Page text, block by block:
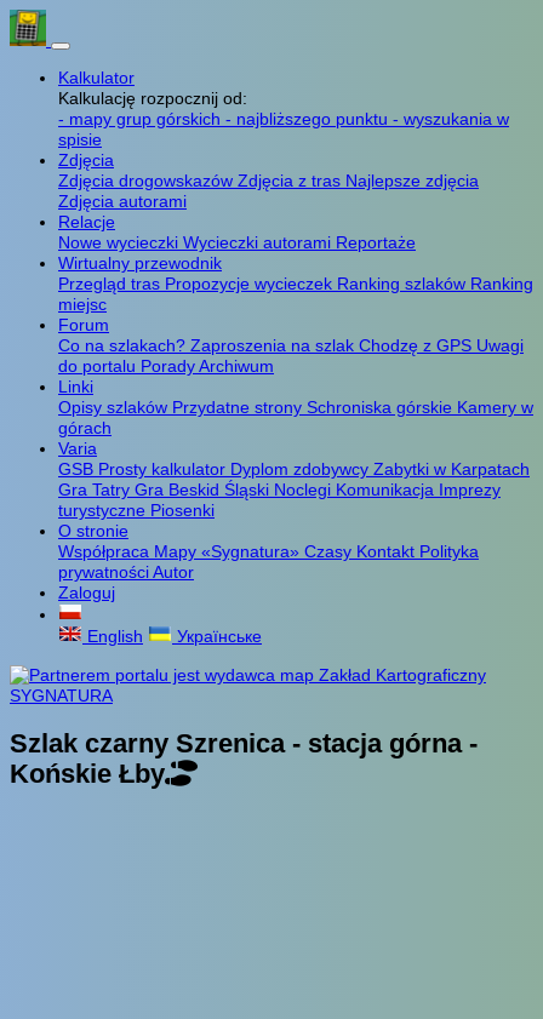
Kalkulator
Kalkulację rozpocznij od:
- mapy grup górskich - najbliższego punktu - wyszukania w
spisie
Zdjęcia
Zdjęcia drogowskazów Zdjęcia z tras Najlepsze zdjęcia
Zdjęcia autorami
Relacje
Nowe wycieczki Wycieczki autorami Reportaże
Wirtualny przewodnik
Przegląd tras Propozycje wycieczek Ranking szlaków Ranking
miejsc
Forum
Co na szlakach? Zaproszenia na szlak Chodzę z GPS Uwagi
do portalu PoradyArchiwum
Linki
Opisy szlaków Przydatne strony Schroniska górskie Kamery w
górach
Varia
GSB Prosty kalkulator Dyplom zdobywcy Zabytki w Karpatach
Gra Tatry Gra Beskid Śląski Noclegi Komunikacja Imprezy
turystyczne Piosenki
O stronie
Współpraca Mapy «Sygnatura» Czasy Kontakt Polityka
prywatnościAutor
Zaloguj
English Українське
Szlak czarny Szrenica - stacja górna -
Końskie Łby